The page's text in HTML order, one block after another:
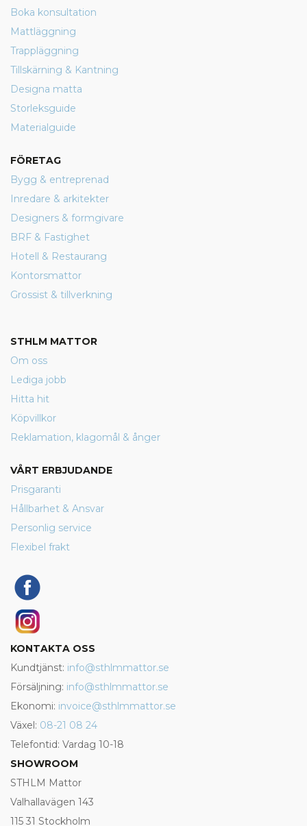
Boka konsultation
Mattläggning
Trappläggning
Tillskärning & Kantning
Designa matta
Storleksguide
Materialguide
FÖRETAG
Bygg & entreprenad
Inredare & arkitekter
Designers & formgivare
BRF & Fastighet
Hotell & Restaurang
Kontorsmattor
Grossist & tillverkning
STHLM MATTOR
Om oss
Lediga jobb
Hitta hit
Köpvillkor
Reklamation, klagomål & ånger
VÅRT ERBJUDANDE
Prisgaranti
Hållbarhet & Ansvar
Personlig service
Flexibel frakt
KONTAKTA OSS
Kundtjänst: info@sthlmmattor.se
Försäljning: info@sthlmmattor.se
Ekonomi: invoice@sthlmmattor.se
Växel: 08-21 08 24
Telefontid: Vardag 10-18
SHOWROOM
STHLM Mattor
Valhallavägen 143
115 31 Stockholm